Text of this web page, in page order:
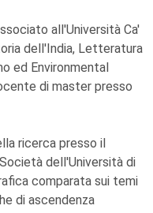
all'Università Ca'
dell'India, Letteratura
ed Environmental
di master presso
ricerca presso il
dell'Università di
comparata sui temi
di ascendenza